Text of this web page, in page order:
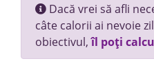
Dacă vrei să afli
câte calorii ai nevoie
obiectivul,îl poți